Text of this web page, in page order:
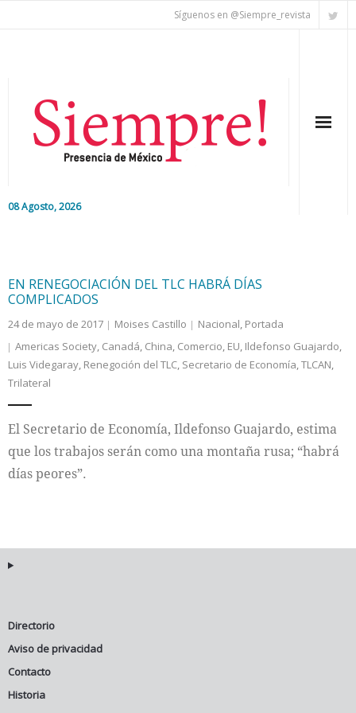
Síguenos en @Siempre_revista
08 Agosto, 2026
Colaboradores
Internacional
Cultura
EN RENEGOCIACIÓN DEL TLC HABRÁ DÍAS
COMPLICADOS
24 de mayo de 2017 Moises Castillo Nacional, Portada
Americas Society, Canadá, China, Comercio, EU, Ildefonso Guajardo,
Luis Videgaray, Renegoción del TLC, Secretario de Economía,TLCAN,
Trilateral
El Secretario de Economía, Ildefonso Guajardo, estima
que los trabajos serán como una montaña rusa; “habrá
días peores”.
Directorio
Aviso de privacidad
Contacto
Historia